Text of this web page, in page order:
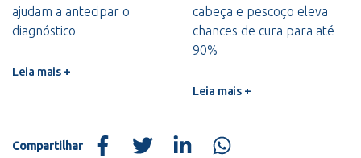
ajudam a antecipar o
diagnóstico
Leia mais +
cabeça e pescoço eleva
chances de cura para até
90%
Leia mais +
Compartilhar